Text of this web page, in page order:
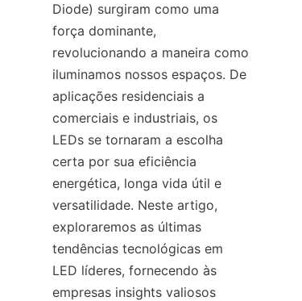
Diode) surgiram como uma
força dominante,
revolucionando a maneira como
iluminamos nossos espaços. De
aplicações residenciais a
comerciais e industriais, os
LEDs se tornaram a escolha
certa por sua eficiência
energética, longa vida útil e
versatilidade. Neste artigo,
exploraremos as últimas
tendências tecnológicas em
LED líderes, fornecendo às
empresas insights valiosos